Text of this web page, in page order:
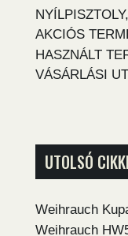
AKCIÓS
HASZNÁLT
VÁSÁRLÁSI
UTOLSÓ
Weihrauch
Weihrauch